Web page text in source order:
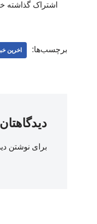
اشتراک گذاشته
برچسب‌ها: اخرین
برای نوشتن